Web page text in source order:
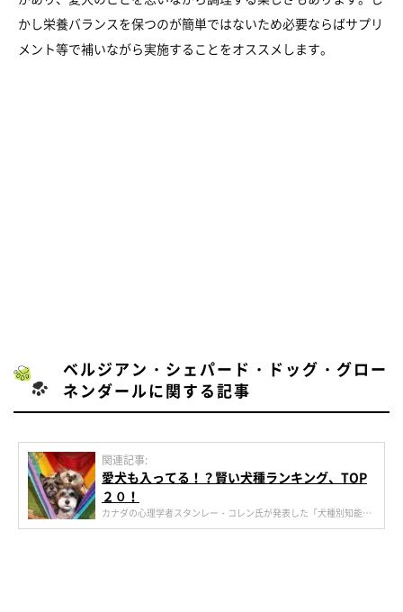
かし栄養バランスを保つのが簡単ではないため必要ならばサプリ
メント等で補いながら実施することをオススメします。
ベルジアン・シェパード・ドッグ・グロー
ネンダールに関する記事
関連記事:
愛犬も入ってる！？賢い犬種ランキング、TOP
２０！
カナダの心理学者スタンレー・コレン氏が発表した「犬種別知能ラ
ンキング」をご存知ですか？愛犬家ならご存知かもしれませんが、